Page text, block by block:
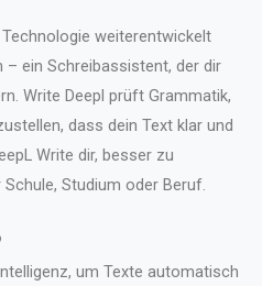
weiterentwickelt
ein Schreibassistent, der dir
Write Deepl prüft Grammatik,
dass dein Text klar und
Write dir, besser zu
Studium oder Beruf.
um Texte automatisch